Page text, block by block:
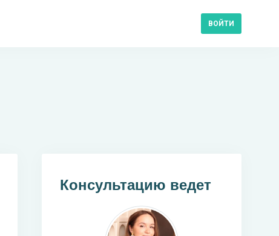
ВОЙТИ
Консультацию ведет